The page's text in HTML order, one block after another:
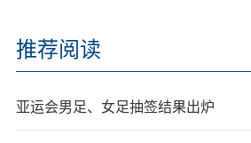
推荐阅读
亚运会男足、女足抽签结果出炉